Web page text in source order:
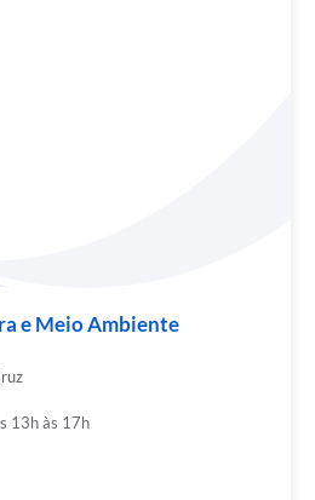
e Meio Ambiente
13h às 17h